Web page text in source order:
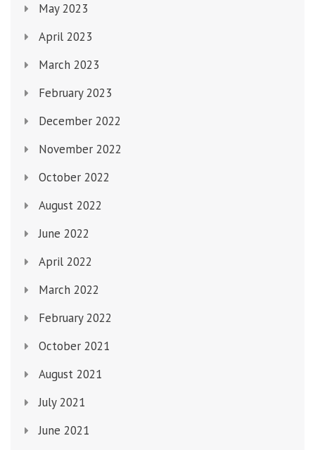
May 2023
April 2023
March 2023
February 2023
December 2022
November 2022
October 2022
August 2022
June 2022
April 2022
March 2022
February 2022
October 2021
August 2021
July 2021
June 2021